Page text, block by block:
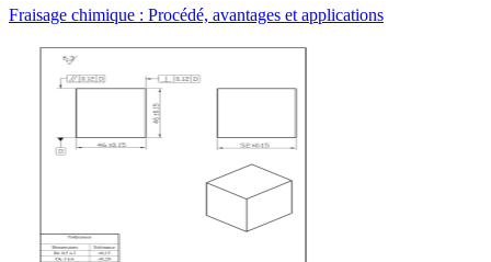
Fraisage chimique : Procédé, avantages et applications